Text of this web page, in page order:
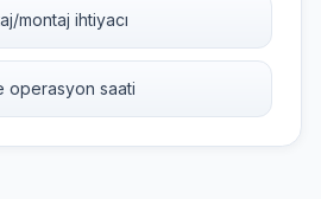
montaj ihtiyacı
operasyon saati